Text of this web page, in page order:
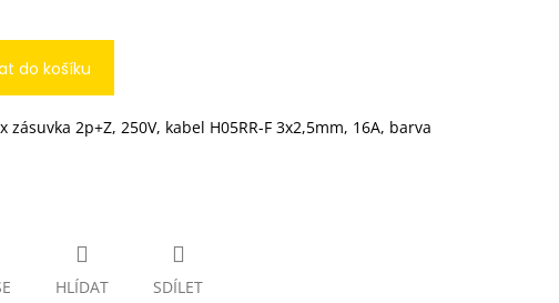
do košíku
2p+Z, 250V, kabel H05RR-F 3x2,5mm, 16A, barva
HLÍDAT SDÍLET